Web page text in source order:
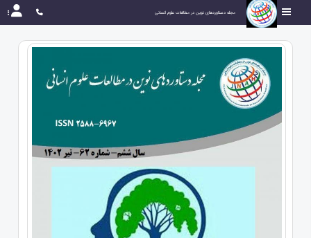
مجله دستاوردهای نوین در مطالعات علوم انسانی